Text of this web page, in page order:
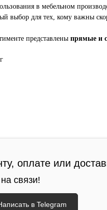
в мебельном
выбор для тех, кому важны
представлены прямые и
оплате или
связи!
в Telegram